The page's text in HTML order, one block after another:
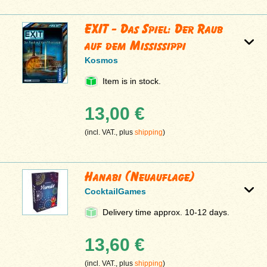
EXIT - Das Spiel: Der Raub
auf dem Mississippi
Kosmos
Item is in stock.
13,00 €
(incl. VAT., plusshipping)
Hanabi (Neuauflage)
CocktailGames
Delivery time approx. 10-12 days.
13,60 €
(incl. VAT., plusshipping)